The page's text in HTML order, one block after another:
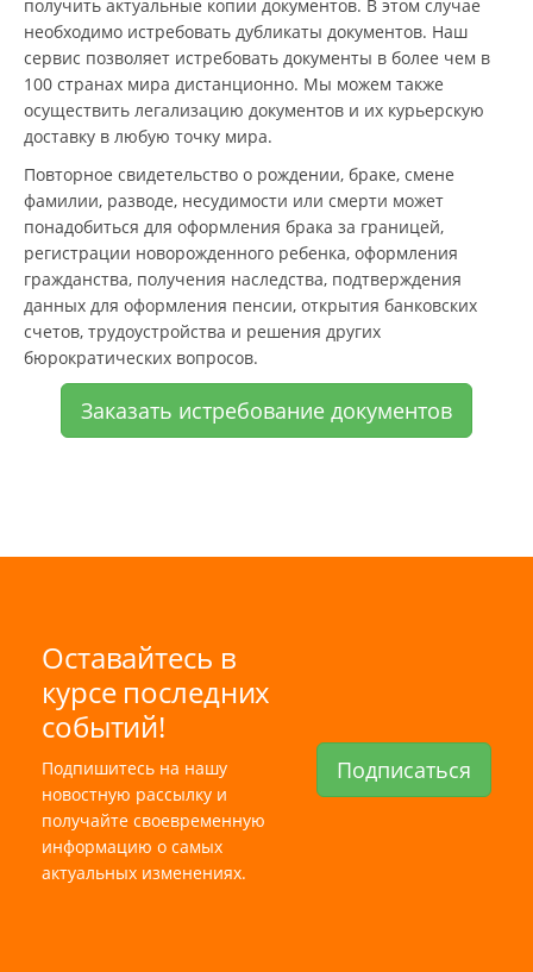
получить актуальные копии документов. В этом случае
необходимо истребовать дубликаты документов. Наш
сервис позволяет истребовать документы в более чем в
100 странах мира дистанционно. Мы можем также
осуществить легализацию документов и их курьерскую
доставку в любую точку мира.
Повторное свидетельство о рождении, браке, смене
фамилии, разводе, несудимости или смерти может
понадобиться для оформления брака за границей,
регистрации новорожденного ребенка, оформления
гражданства, получения наследства, подтверждения
данных для оформления пенсии, открытия банковских
счетов, трудоустройства и решения других
бюрократических вопросов.
Заказать истребование документов
Оставайтесь в
курсе последних
событий!
Подпишитесь на нашу
новостную рассылку и
получайте своевременную
информацию о самых
актуальных изменениях.
Подписаться